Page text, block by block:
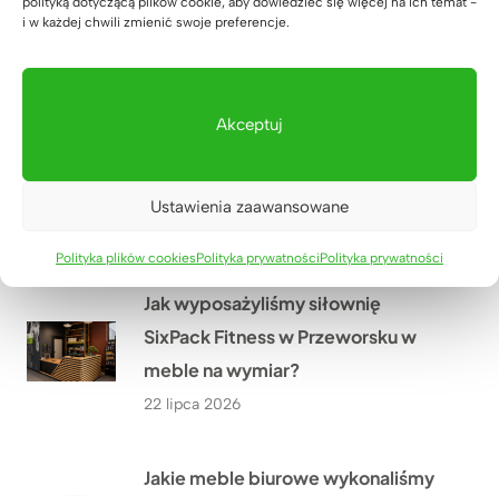
i w każdej chwili zmienić swoje preferencje.
Akceptuj
Ustawienia zaawansowane
Polityka plików cookiesPolityka prywatnościPolityka prywatności
Warszawie?
Lada recepcyjna z podświetleniem
Niemiec
Jak wyposażyliśmy siłownię
SixPack Fitness w Przeworsku w
meble na wymiar?
22 lipca 2026
Jakie meble biurowe wykonaliśmy